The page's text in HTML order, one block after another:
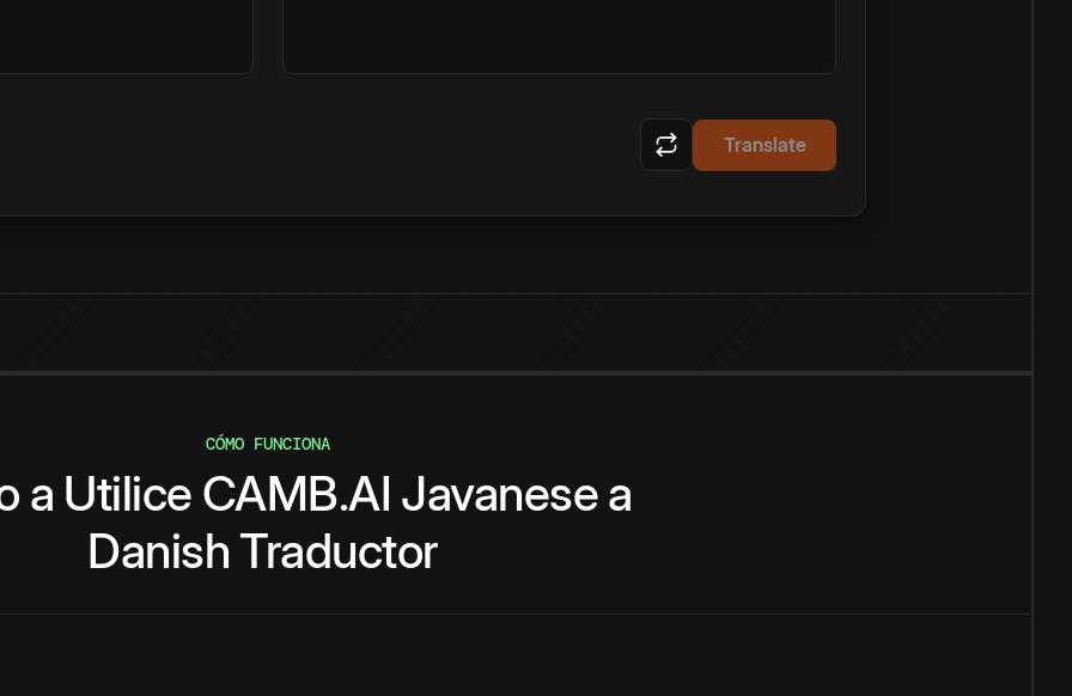
Translate
CÓMO FUNCIONA
a Utilice CAMB.AI Javanesea
Danish Traductor